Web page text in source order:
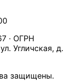
· ОГРН
Угличская, д.
защищены.